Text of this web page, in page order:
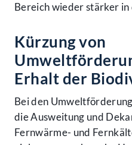
Bereich wieder stärker
Kürzung von
Erhalt der
Bei den
die Ausweitung und
Fernwärme- und